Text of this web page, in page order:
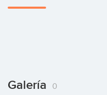
Galería 0